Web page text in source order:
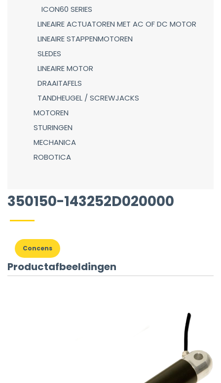
ICON60 SERIES
LINEAIRE ACTUATOREN MET AC OF DC MOTOR
LINEAIRE STAPPENMOTOREN
SLEDES
LINEAIRE MOTOR
DRAAITAFELS
TANDHEUGEL / SCREWJACKS
MOTOREN
STURINGEN
MECHANICA
ROBOTICA
350150-143252D020000
Concens
Productafbeeldingen